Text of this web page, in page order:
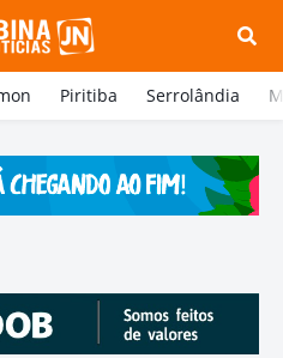
Piritiba Serrolândia